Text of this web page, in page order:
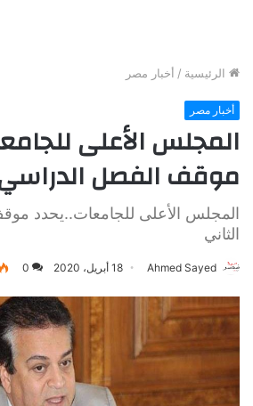
الرئيسية / أخبار مصر
أخبار مصر
المجلس الأعلى
موقف الفصل الدراسي
المجلس الأعلى للجامعات..يحدد
الثاني
Ahmed Sayed 18 أبريل، 2020 0